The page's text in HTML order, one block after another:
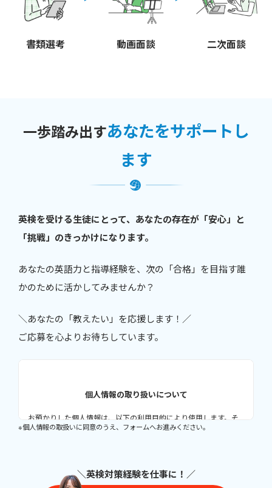
書類選考 動画面談 二次面談
一歩踏み出すあなたをサポートし
ます
英検を受ける生徒にとって、あなたの存在が「安心」と
「挑戦」のきっかけになります。
あなたの英語力と指導経験を、次の「合格」を目指す誰
かのために活かしてみませんか？
＼あなたの「教えたい」を応援します！／
ご応募を心よりお待ちしています。
個人情報の取り扱いについて
お預かりした個人情報は、以下の利用目的により使用します。そ
れ以外の目的では使用致しません。
レッスン実施に関するスケジュール等の連絡のため
※個人情報の取扱いに同意のうえ、フォームへお進みください。
＼英検対策経験を仕事に ！／